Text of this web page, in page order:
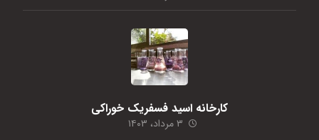
کارخانه اسید فسفریک خوراکی
۳ مرداد، ۱۴۰۳